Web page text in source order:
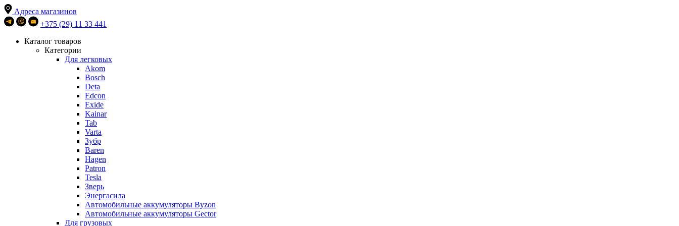
Адреса магазинов
+375 (29) 11 33 441
Каталог товаров
Категории
Для легковых
Akom
Bosch
Deta
Edcon
Exide
Kainar
Tab
Varta
Зубр
Baren
Hagen
Patron
Tesla
Зверь
Энергасила
Автомобильные аккумуляторы Byzon
Автомобильные аккумуляторы Gector
Для грузовых